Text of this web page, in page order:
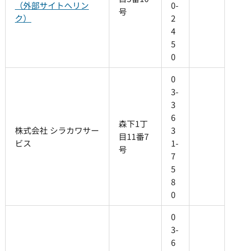
（外部サイトへリン
ク）
号
0-
2
4
5
0
株式会社 シラカワサー
ビス
森下1丁
目11番7
号
0
3-
3
6
3
1-
7
5
8
0
0
3-
6